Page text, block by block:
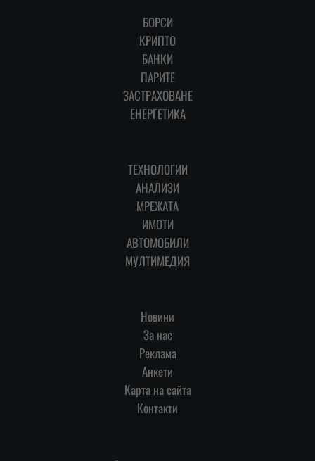
БОРСИ
КРИПТО
БАНКИ
ПАРИТЕ
ЗАСТРАХОВАНЕ
ЕНЕРГЕТИКА
ТЕХНОЛОГИИ
АНАЛИЗИ
МРЕЖАТА
ИМОТИ
АВТОМОБИЛИ
МУЛТИМЕДИЯ
Новини
За нас
Реклама
Анкети
Карта на сайта
Контакти